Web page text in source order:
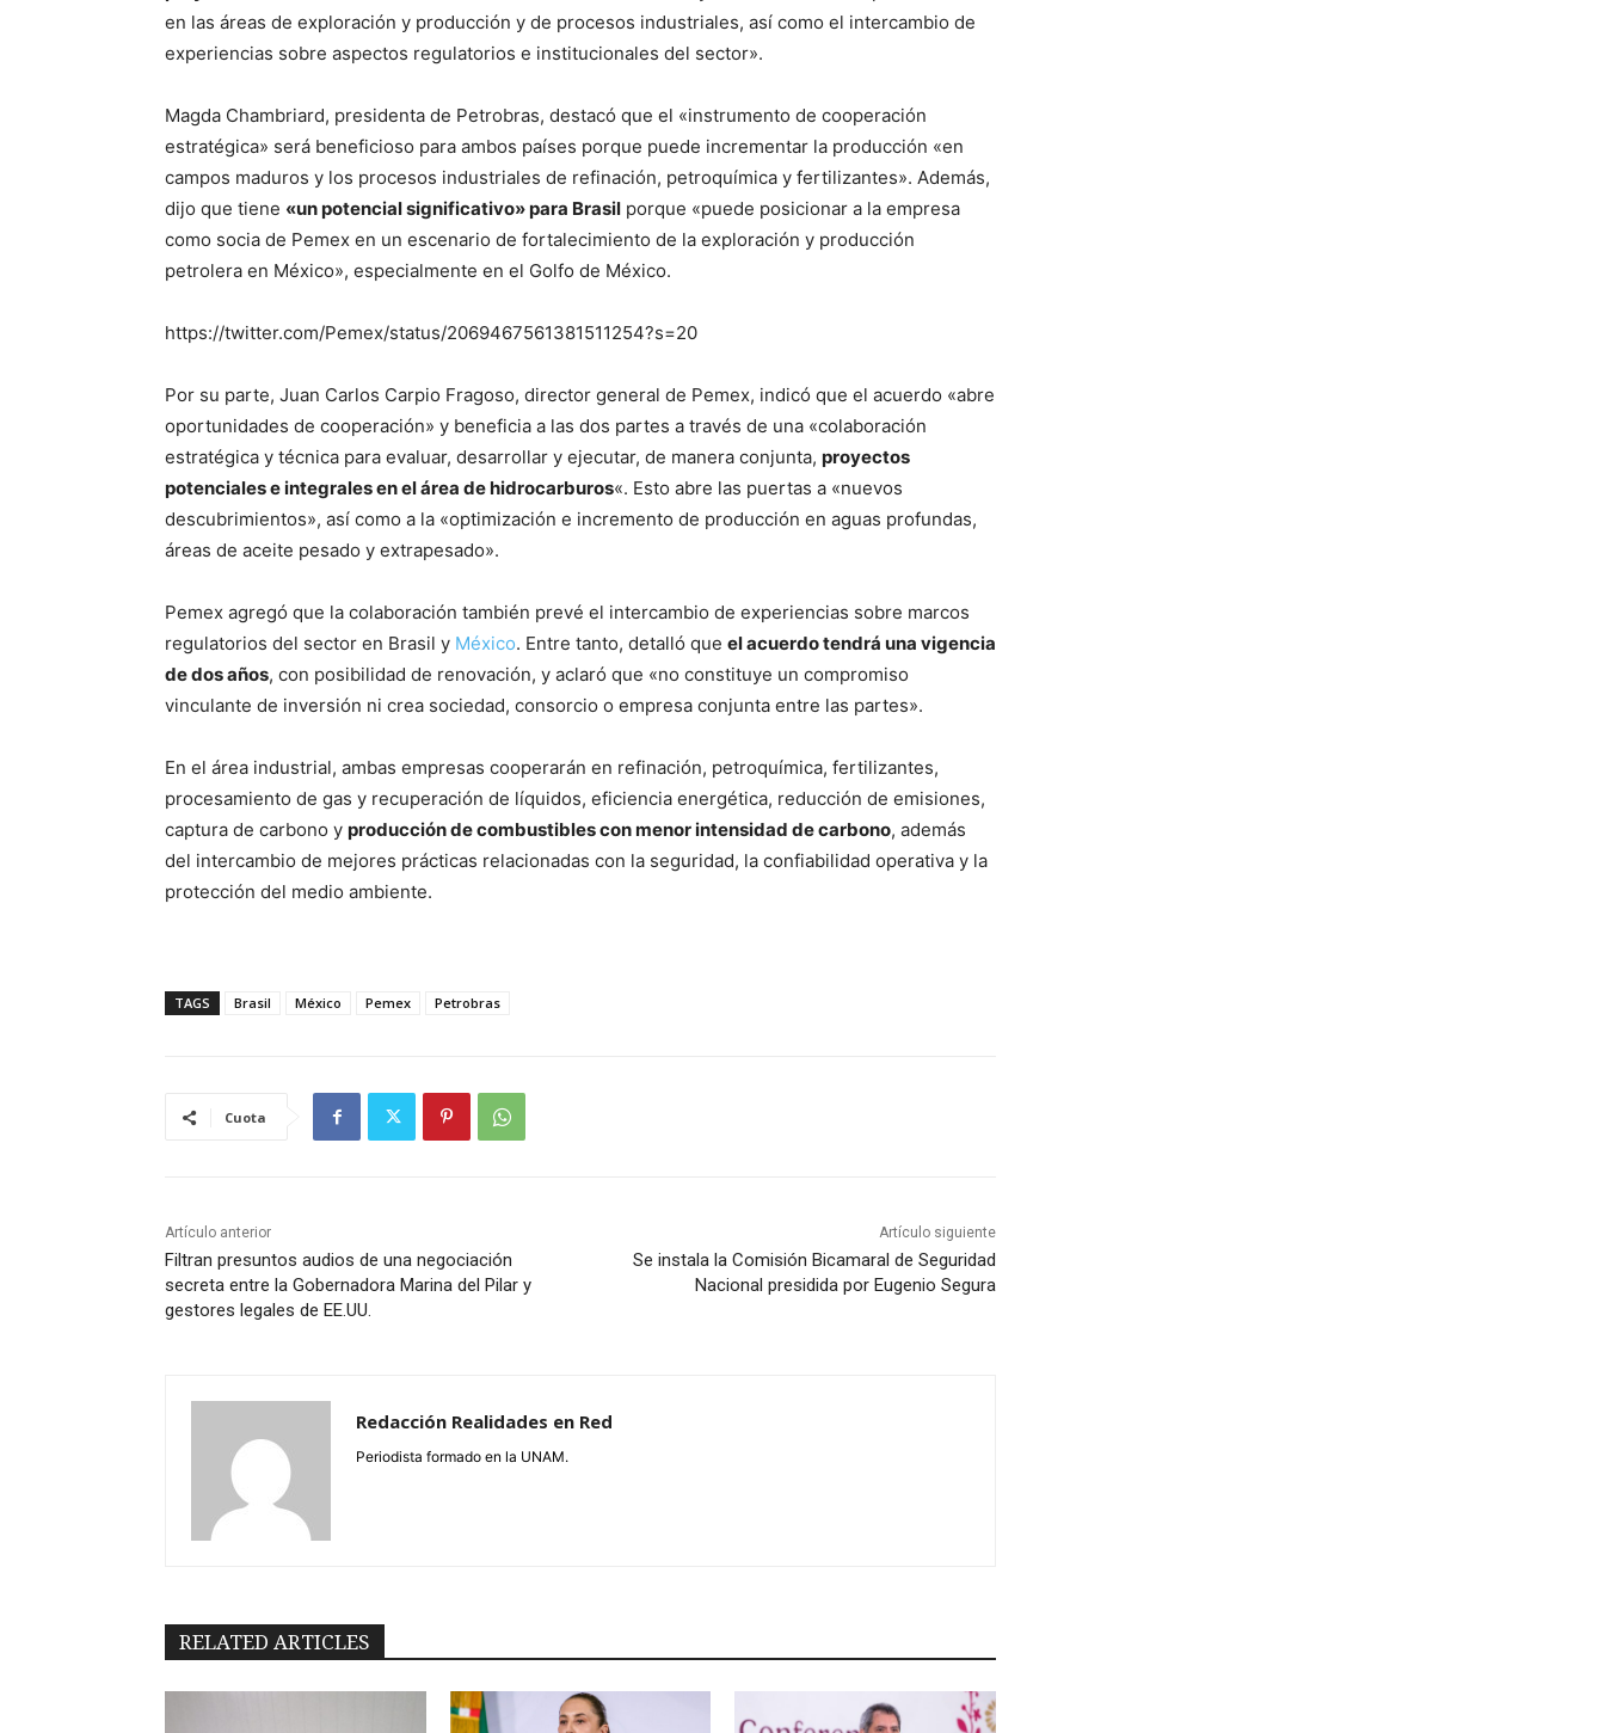
en las áreas de exploración y producción y de procesos industriales, así como el intercambio de
experiencias sobre aspectos regulatorios e institucionales del sector».
Magda Chambriard, presidenta de Petrobras, destacó que el «instrumento de cooperación
estratégica» será beneficioso para ambos países porque puede incrementar la producción «en
campos maduros y los procesos industriales de refinación, petroquímica y fertilizantes». Además,
dijo que tiene «un potencial significativo» para Brasil porque «puede posicionar a la empresa
como socia de Pemex en un escenario de fortalecimiento de la exploración y producción
petrolera en México», especialmente en el Golfo de México.
https://twitter.com/Pemex/status/2069467561381511254?s=20
Por su parte, Juan Carlos Carpio Fragoso, director general de Pemex, indicó que el acuerdo «abre
oportunidades de cooperación» y beneficia a las dos partes a través de una «colaboración
estratégica y técnica para evaluar, desarrollar y ejecutar, de manera conjunta, proyectos
potenciales e integrales en el área de hidrocarburos«. Esto abre las puertas a «nuevos
descubrimientos», así como a la «optimización e incremento de producción en aguas profundas,
áreas de aceite pesado y extrapesado».
Pemex agregó que la colaboración también prevé el intercambio de experiencias sobre marcos
regulatorios del sector en Brasil y México. Entre tanto, detalló que el acuerdo tendrá una vigencia
de dos años, con posibilidad de renovación, y aclaró que «no constituye un compromiso
vinculante de inversión ni crea sociedad, consorcio o empresa conjunta entre las partes».
En el área industrial, ambas empresas cooperarán en refinación, petroquímica, fertilizantes,
procesamiento de gas y recuperación de líquidos, eficiencia energética, reducción de emisiones,
captura de carbono y producción de combustibles con menor intensidad de carbono, además
del intercambio de mejores prácticas relacionadas con la seguridad, la confiabilidad operativa y la
protección del medio ambiente.
TAGS Brasil México Pemex Petrobras
Cuota
Artículo anterior
Filtran presuntos audios de una negociación
secreta entre la Gobernadora Marina del Pilar y
gestores legales de EE.UU.
Artículo siguiente
Se instala la Comisión Bicamaral de Seguridad
Nacional presidida por Eugenio Segura
Redacción Realidades en Red
Periodista formado en la UNAM.
RELATED ARTICLES